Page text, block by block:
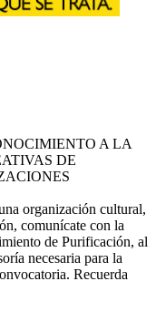
A LA
DE
organización cultural,
comunícate con la
de Purificación, al
necesaria para la
Recuerda